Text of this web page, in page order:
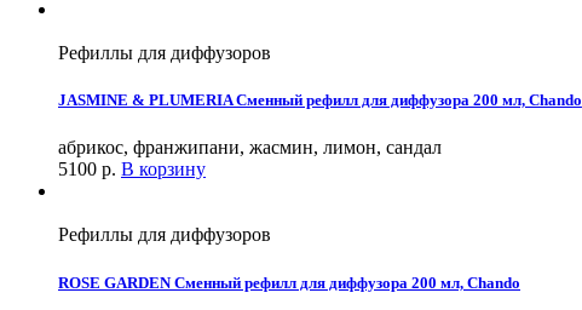
Рефиллы для диффузоров
JASMINE & PLUMERIA Сменный рефилл для диффузора 200 мл, Chando
абрикос, франжипани, жасмин, лимон, сандал
5100 р. В корзину
Рефиллы для диффузоров
ROSE GARDEN Сменный рефилл для диффузора 200 мл, Chando